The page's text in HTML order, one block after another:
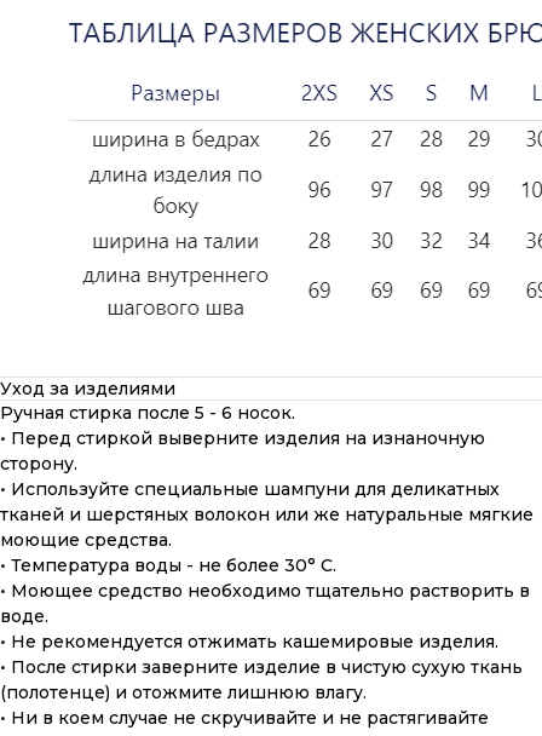
Уход за изделиями
Ручная стирка после 5 - 6 носок.
• Перед стиркой выверните изделия на изнаночную
сторону.
• Используйте специальные шампуни для деликатных
тканей и шерстяных волокон или же натуральные мягкие
моющие средства.
• Температура воды - не более 30° С.
• Моющее средство необходимо тщательно растворить в
воде.
• Не рекомендуется отжимать кашемировые изделия.
• После стирки заверните изделие в чистую сухую ткань
(полотенце) и отожмите лишнюю влагу.
• Ни в коем случае не скручивайте и не растягивайте